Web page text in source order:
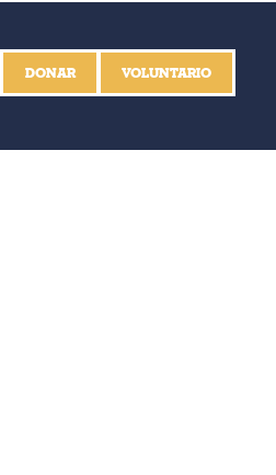
DONAR VOLUNTARIO